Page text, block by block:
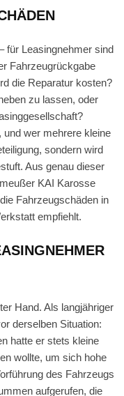
für Leasingnehmer sind
Fahrzeugrückgabe
die Reparatur kosten?
zu lassen, oder
wer mehrere kleine
sondern wird
Aus genau dieser
KAI Karosse
Fahrzeugschäden in
empfiehlt.
Hand. Als langjähriger
derselben Situation:
hatte er stets kleine
wollte, um sich hohe
des Fahrzeugs
aufgerufen, die